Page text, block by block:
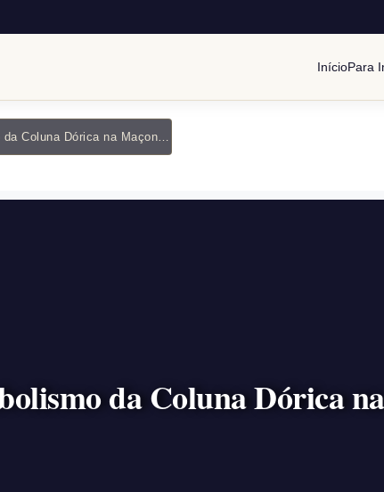
InícioPara
da Coluna Dórica